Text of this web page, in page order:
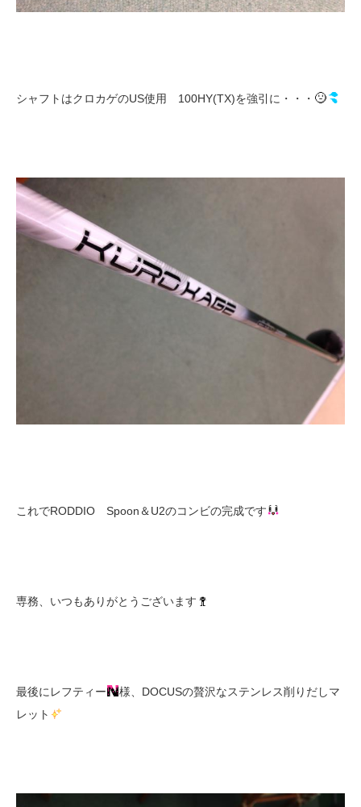
シャフトはクロカゲのUS使用 100HY(TX)を強引に・・・
これでRODDIO Spoon＆U2のコンビの完成です
専務、いつもありがとうございます
最後にレフティー
様、DOCUSの贅沢なステンレス削りだしマ
レット